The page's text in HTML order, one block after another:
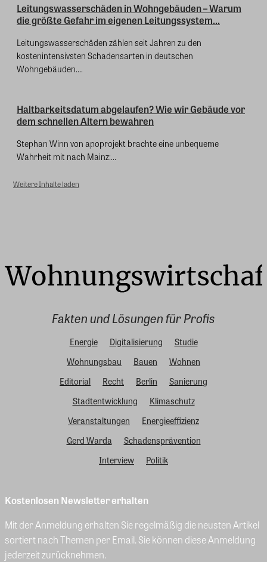
Leitungswasserschäden in Wohngebäuden – Warum
die größte Gefahr im eigenen Leitungssystem...
Leitungswasserschäden zählen seit Jahren zu den
kostenintensivsten Schadensarten in deutschen
Wohngebäuden....
Haltbarkeitsdatum abgelaufen? Wie wir Gebäude vor
dem schnellen Altern bewahren
Stephan Winn von apoprojekt brachte eine unbequeme
Wahrheit mit nach Mainz:...
Weitere Inhalte laden
Fakten und Lösungen für Profis
Energie Digitalisierung
Studie
Wohnungsbau
Bauen
Wohnen
Editorial
Recht Berlin
Sanierung
Stadtentwicklung
Klimaschutz
Veranstaltungen
Energieeffizienz
Gerd Warda
Schadensprävention
Interview
Politik
Kostenlosen Newsletter erhalten
Mit der Anmeldung erhalten Sie regelmäßig die neusten Artikel
sortiert nach Themen per Email. Sie können diese Anmeldung
jederzeit zurücknehmen.